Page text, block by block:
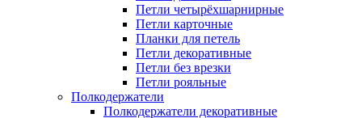
Петли четырёхшарнирные
Петли карточные
Планки для петель
Петли декоративные
Петли без врезки
Петли рояльные
Полкодержатели
Полкодержатели декоративные